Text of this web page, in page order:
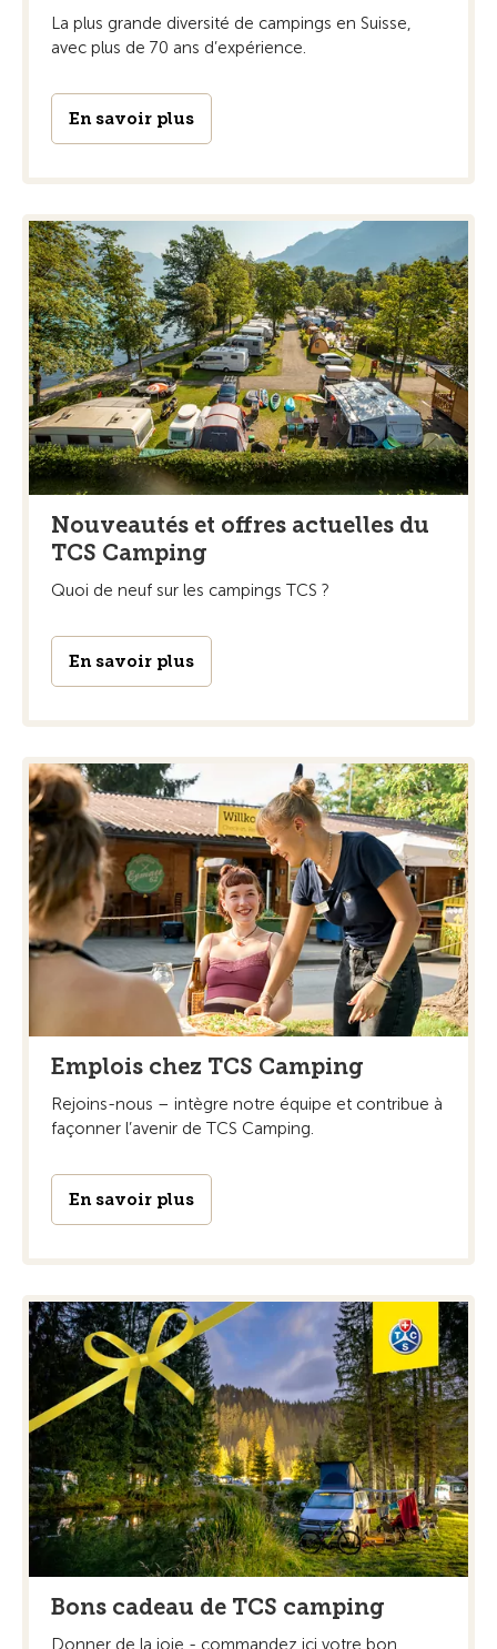
La plus grande diversité de campings en Suisse,
avec plus de 70 ans d’expérience.
En savoir plus
Nouveautés et offres actuelles du
TCS Camping
Quoi de neuf sur les campings TCS ?
En savoir plus
Emplois chez TCS Camping
Rejoins-nous – intègre notre équipe et contribue à
façonner l’avenir de TCS Camping.
En savoir plus
Bons cadeau de TCS camping
Donner de la joie - commandez ici votre bon